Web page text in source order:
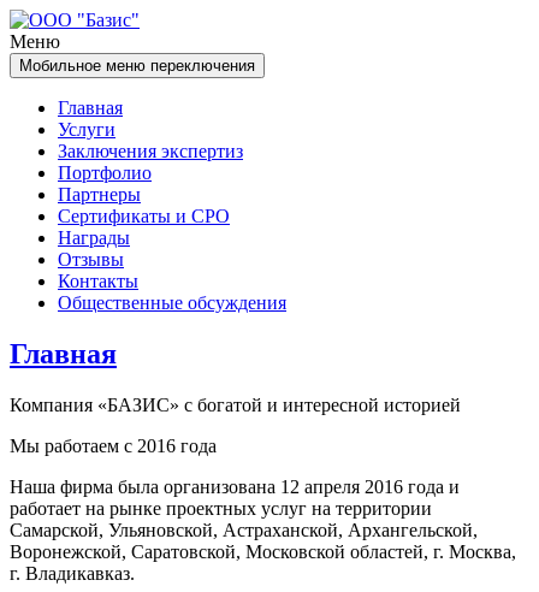
Перейти
к
содержимому
Перейти
к
главному
меню
Меню
Мобильное меню переключения
Главная
Услуги
Заключения экспертиз
Портфолио
Партнеры
Сертификаты и СРО
Награды
Отзывы
Контакты
Общественные обсуждения
Главная
Компания «БАЗИС» с богатой и интересной историей
Мы работаем с 2016 года
Наша фирма была организована 12 апреля 2016 года и
работает на рынке проектных услуг на территории
Самарской, Ульяновской, Астраханской, Архангельской,
Воронежской, Саратовской, Московской областей, г. Москва,
г. Владикавказ.